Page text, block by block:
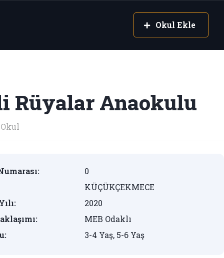
Okul Ekle
Rüyalar Anaokulu
Okul
0
KÜÇÜKÇEKMECE
2020
MEB Odaklı
3-4 Yaş, 5-6 Yaş